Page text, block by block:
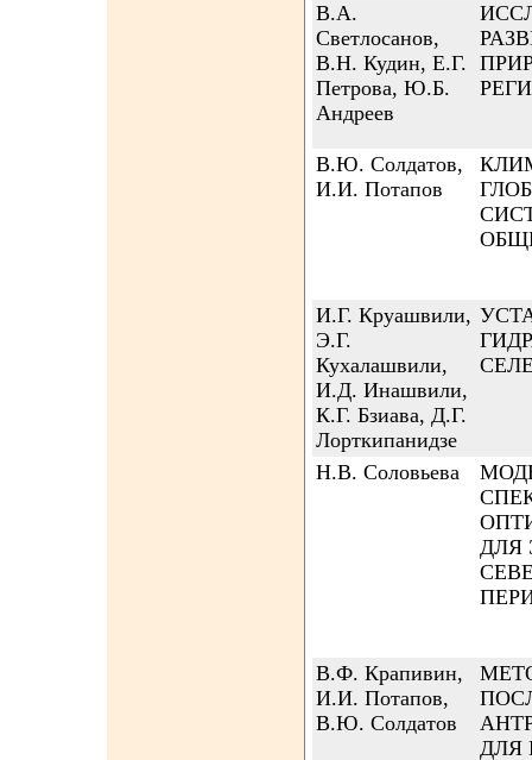
В.А.
Светлосанов,
В.Н. Кудин, Е.Г.
Петрова, Ю.Б.
Андреев
В.Ю. Солдатов,
И.И. Потапов
И.Г. Круашвили,
Э.Г.
Кухалашвили,
И.Д. Инашвили,
К.Г. Бзиава, Д.Г.
Лорткипанидзе
Н.В. Соловьева
ДЛЯ
В.Ф. Крапивин,
И.И. Потапов,
В.Ю. Солдатов
ДЛЯ